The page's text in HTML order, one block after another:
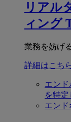
リアル
ィング
業務を妨げ
詳細はこち
エン
を特
エン